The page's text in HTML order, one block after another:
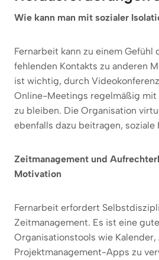
Wie kann man mit sozialer
Fernarbeit kann zu einem Gefühl
fehlenden Kontakts zu anderen
ist wichtig, durch
Online-Meetings regelmäßig mit
zu bleiben. Die Organisation
ebenfalls dazu beitragen, soziale
Zeitmanagement und
Motivation
Fernarbeit erfordert
Zeitmanagement. Es ist eine
Organisationstools wie
Projektmanagement-Apps zu